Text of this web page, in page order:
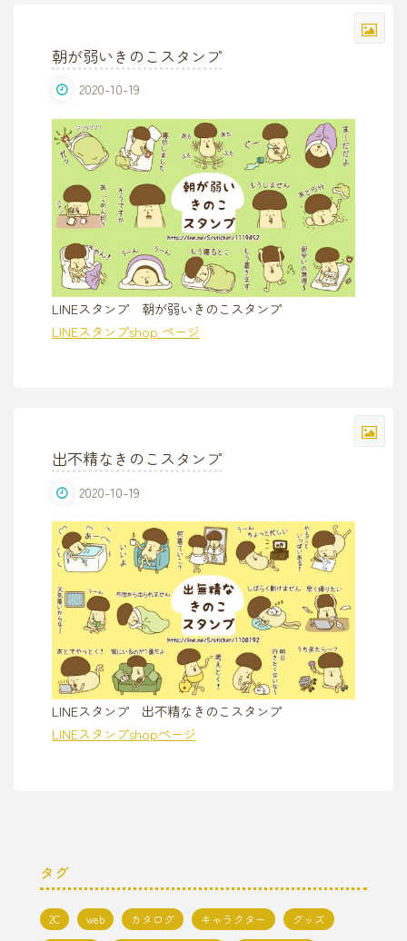
朝が弱いきのこスタンプ
2020-10-19
LINEスタンプ 朝が弱いきのこスタンプ
LINEスタンプshop ページ
出不精なきのこスタンプ
2020-10-19
LINEスタンプ 出不精なきのこスタンプ
LINEスタンプshopページ
タグ
2C web カタログ キャラクター
グッズ